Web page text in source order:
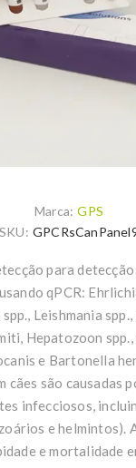
Marca: GPS
SKU:
para
qPCR:
Leishmania
Hepatozoon spp.,
e Bartonella
cães são causadas
infecciosos,
e helmintos).
e mortalidade